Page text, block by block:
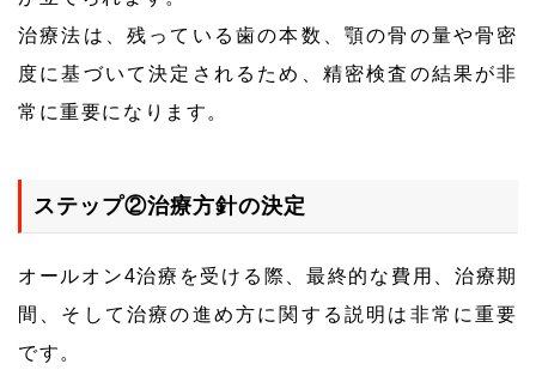
治療法は、残っている歯の本数、顎の骨の量や骨密
度に基づいて決定されるため、精密検査の結果が非
常に重要になります。
ステップ②治療方針の決定
オールオン4治療を受ける際、最終的な費用、治療期
間、そして治療の進め方に関する説明は非常に重要
です。